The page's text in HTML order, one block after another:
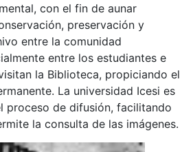
con el fin de aunar
preservación y
entre la comunidad
entre los estudiantes e
la Biblioteca, propiciando el
La universidad Icesi es
proceso de difusión, facilitando
la consulta de las imágenes.